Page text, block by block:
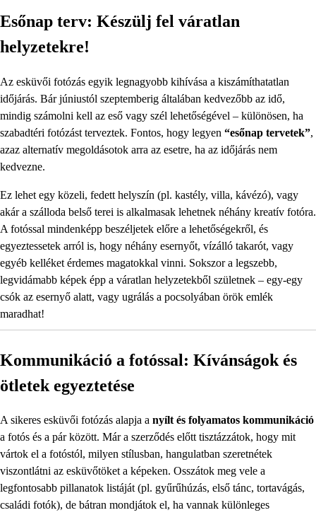
Esőnap terv: Készülj fel váratlan
helyzetekre!
Az esküvői fotózás egyik legnagyobb kihívása a kiszámíthatatlan
időjárás. Bár júniustól szeptemberig általában kedvezőbb az idő,
mindig számolni kell az eső vagy szél lehetőségével – különösen, ha
szabadtéri fotózást terveztek. Fontos, hogy legyen “esőnap tervetek”,
azaz alternatív megoldásotok arra az esetre, ha az időjárás nem
kedvezne.
Ez lehet egy közeli, fedett helyszín (pl. kastély, villa, kávézó), vagy
akár a szálloda belső terei is alkalmasak lehetnek néhány kreatív fotóra.
A fotóssal mindenképp beszéljetek előre a lehetőségekről, és
egyeztessetek arról is, hogy néhány esernyőt, vízálló takarót, vagy
egyéb kelléket érdemes magatokkal vinni. Sokszor a legszebb,
legvidámabb képek épp a váratlan helyzetekből születnek – egy-egy
csók az esernyő alatt, vagy ugrálás a pocsolyában örök emlék
maradhat!
Kommunikáció a fotóssal: Kívánságok és
ötletek egyeztetése
A sikeres esküvői fotózás alapja a nyílt és folyamatos kommunikáció
a fotós és a pár között. Már a szerződés előtt tisztázzátok, hogy mit
vártok el a fotóstól, milyen stílusban, hangulatban szeretnétek
viszontlátni az esküvőtöket a képeken. Osszátok meg vele a
legfontosabb pillanatok listáját (pl. gyűrűhúzás, első tánc, tortavágás,
családi fotók), de bátran mondjátok el, ha vannak különleges